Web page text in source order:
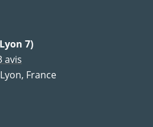
7)
avis
France